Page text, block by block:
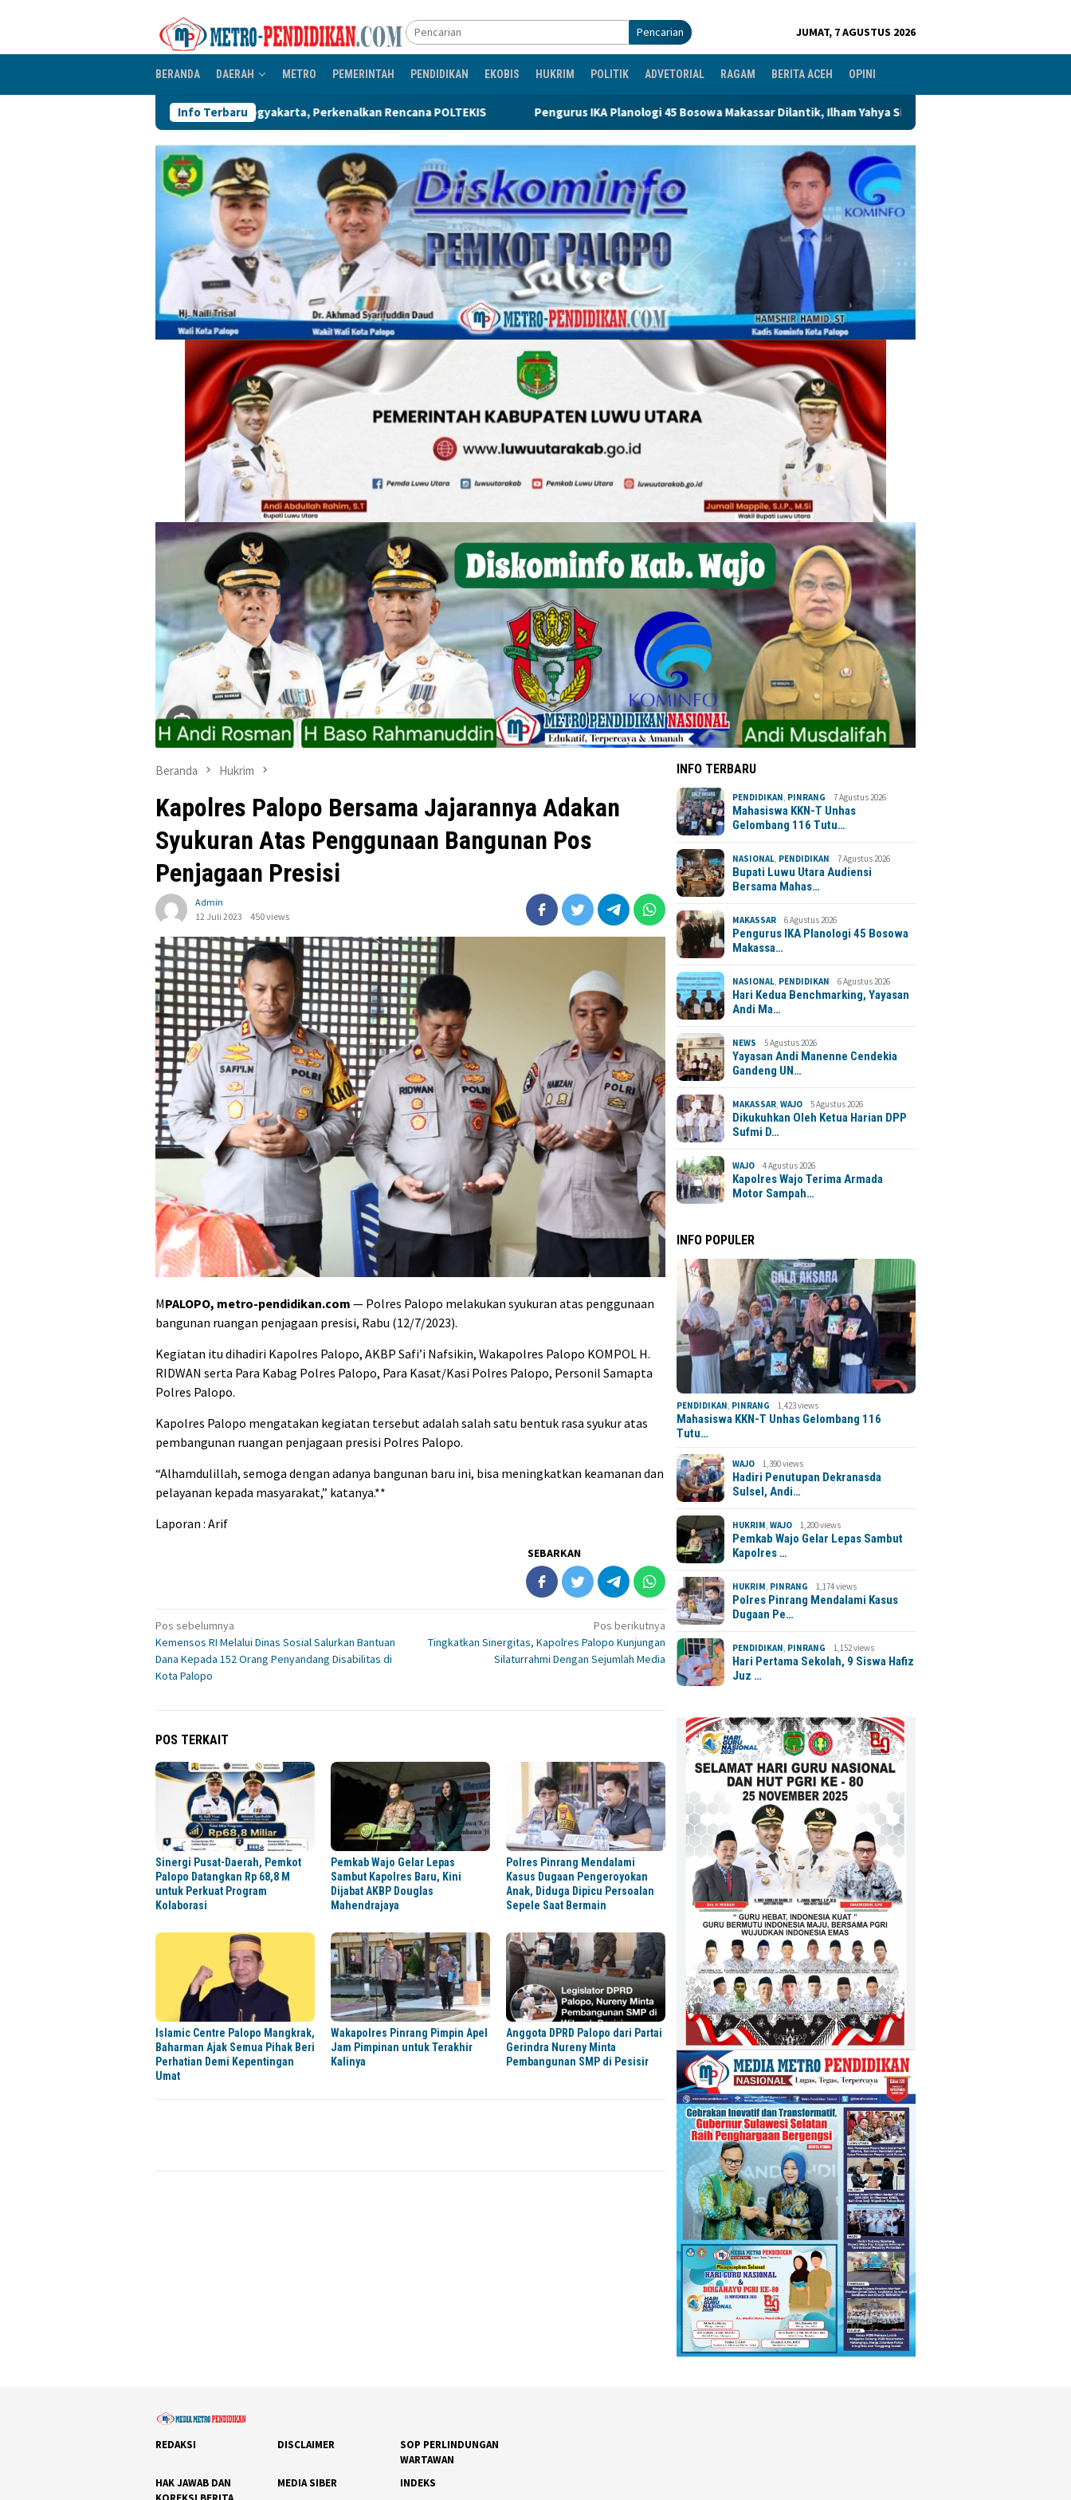
Pencarian JUMAT, 7 AGUSTUS 2026
BERANDA DAERAH METRO PEMERINTAH PENDIDIKAN EKOBIS HUKRIM POLITIK ADVETORIAL RAGAM BERITA ACEH OPINI
Info Terbaru
Luwu Raya di Yogyakarta, Perkenalkan Rencana POLTEKIS Pengurus IKA Planologi 45 Bosowa Makassar Dilantik, Ilham Yahya Siap Emban Amanah & Merawat Rumah Bersama Alumni
Beranda Hukrim
Kapolres Palopo Bersama Jajarannya Adakan
Syukuran Atas Penggunaan Bangunan Pos
Penjagaan Presisi
Admin
12 Juli 2023
450 views
MPALOPO, metro-pendidikan.com — Polres Palopo melakukan syukuran atas penggunaan
bangunan ruangan penjagaan presisi, Rabu (12/7/2023).
Kegiatan itu dihadiri Kapolres Palopo, AKBP Safi’i Nafsikin, Wakapolres Palopo KOMPOL H.
RIDWAN serta Para Kabag Polres Palopo, Para Kasat/Kasi Polres Palopo, Personil Samapta
Polres Palopo.
Kapolres Palopo mengatakan kegiatan tersebut adalah salah satu bentuk rasa syukur atas
pembangunan ruangan penjagaan presisi Polres Palopo.
“Alhamdulillah, semoga dengan adanya bangunan baru ini, bisa meningkatkan keamanan dan
pelayanan kepada masyarakat,” katanya.**
Laporan : Arif
SEBARKAN
Navigasi
pos
Pos sebelumnya
Kemensos RI Melalui Dinas Sosial Salurkan Bantuan
Dana Kepada 152 Orang Penyandang Disabilitas di
Kota Palopo
Pos berikutnya
Tingkatkan Sinergitas, Kapolres Palopo Kunjungan
Silaturrahmi Dengan Sejumlah Media
POS TERKAIT
Sinergi Pusat-Daerah, Pemkot
Palopo Datangkan Rp 68,8 M
untuk Perkuat Program
Kolaborasi
Pemkab Wajo Gelar Lepas
Sambut Kapolres Baru, Kini
Dijabat AKBP Douglas
Mahendrajaya
Polres Pinrang Mendalami
Kasus Dugaan Pengeroyokan
Anak, Diduga Dipicu Persoalan
Sepele Saat Bermain
Islamic Centre Palopo Mangkrak,
Baharman Ajak Semua Pihak Beri
Perhatian Demi Kepentingan
Umat
Wakapolres Pinrang Pimpin Apel
Jam Pimpinan untuk Terakhir
Kalinya
Anggota DPRD Palopo dari Partai
Gerindra Nureny Minta
Pembangunan SMP di Pesisir
INFO TERBARU
PENDIDIKAN PINRANG 7 Agustus 2026
Mahasiswa KKN-T Unhas
Gelombang 116 Tutu…
NASIONAL PENDIDIKAN 7 Agustus 2026
Bupati Luwu Utara Audiensi
Bersama Mahas…
MAKASSAR 6 Agustus 2026
Pengurus IKA Planologi 45 Bosowa
Makassa…
NASIONAL PENDIDIKAN 6 Agustus 2026
Hari Kedua Benchmarking, Yayasan
Andi Ma…
NEWS 5 Agustus 2026
Yayasan Andi Manenne Cendekia
Gandeng UN…
MAKASSAR ,WAJO 5 Agustus 2026
Dikukuhkan Oleh Ketua Harian DPP
Sufmi D…
WAJO 4 Agustus 2026
Kapolres Wajo Terima Armada
Motor Sampah…
INFO POPULER
PENDIDIKAN, PINRANG 1,423 views
Mahasiswa KKN-T Unhas Gelombang 116
Tutu…
WAJO 1,390 views
Hadiri Penutupan Dekranasda
Sulsel, Andi…
HUKRIM,WAJO 1,200 views
Pemkab Wajo Gelar Lepas Sambut
Kapolres …
HUKRIM, PINRANG 1,174 views
Polres Pinrang Mendalami Kasus
Dugaan Pe…
PENDIDIKAN, PINRANG 1,152 views
Hari Pertama Sekolah, 9 Siswa Hafiz
Juz …
REDAKSI DISCLAIMER
SOP PERLINDUNGAN
WARTAWAN
HAK JAWAB DAN
MEDIA SIBER INDEKS